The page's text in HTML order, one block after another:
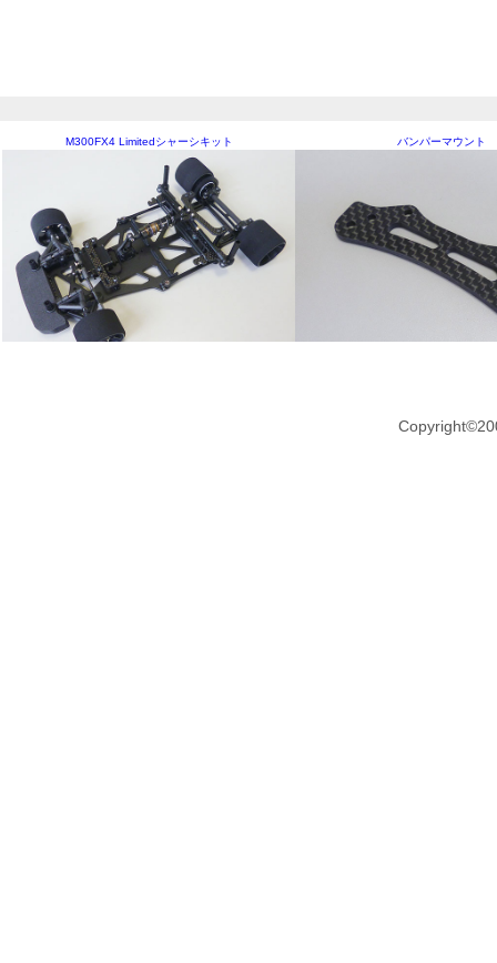
M300FX4 Limitedシャーシキット バンパーマウント